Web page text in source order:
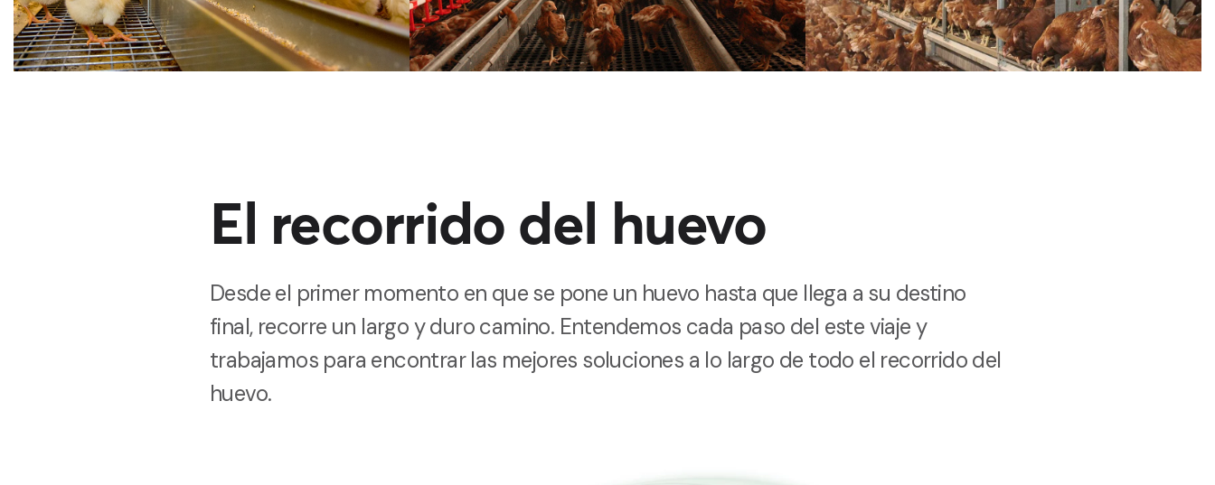
El recorrido del huevo
Desde el primer momento en que se pone un huevo hasta que llega a su destino
final, recorre un largo y duro camino. Entendemos cada paso del este viaje y
trabajamos para encontrar las mejores soluciones a lo largo de todo el recorrido del
huevo.